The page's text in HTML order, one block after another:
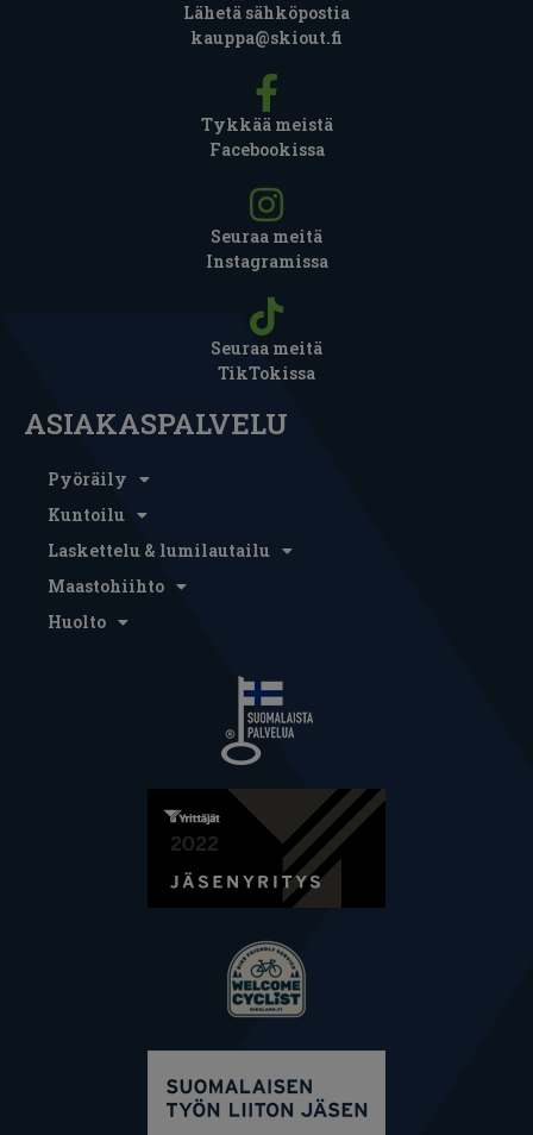
Lähetä sähköpostia
kauppa@skiout.fi
Tykkää meistä
Facebookissa
Seuraa meitä
Instagramissa
Seuraa meitä
TikTokissa
ASIAKASPALVELU
Pyöräily
Kuntoilu
Laskettelu & lumilautailu
Maastohiihto
Huolto